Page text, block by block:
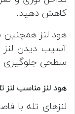
کاهش دهید.
هود لنز همچنین
آسیب دیدن
سطحی جلوگیری
هود لنز مناسب لنز
لنز‌های تله با